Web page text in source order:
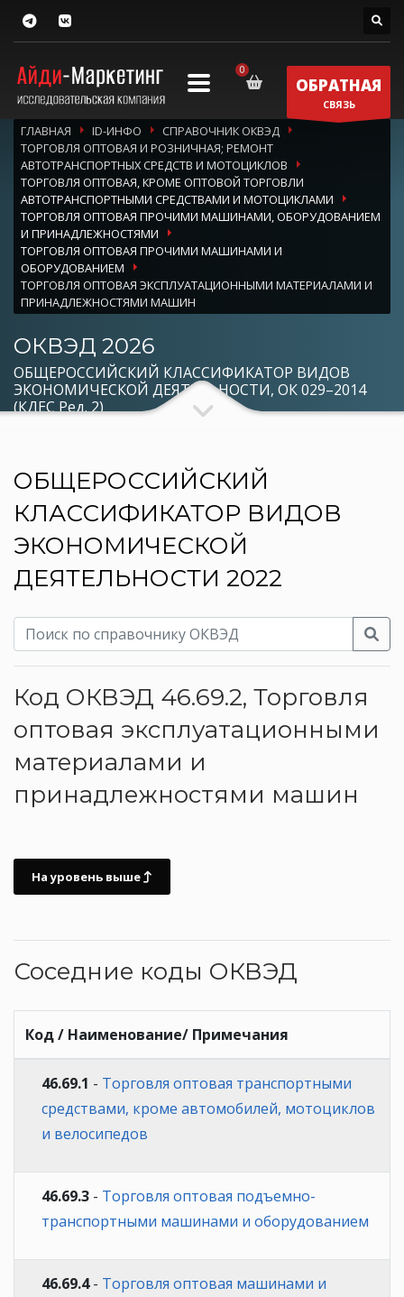
ОБРАТНАЯ
СВЯЗЬ
ГЛАВНАЯ ID-ИНФО
СПРАВОЧНИК ОКВЭД
ТОРГОВЛЯ ОПТОВАЯ И РОЗНИЧНАЯ; РЕМОНТ
АВТОТРАНСПОРТНЫХ СРЕДСТВ И МОТОЦИКЛОВ
ТОРГОВЛЯ ОПТОВАЯ, КРОМЕ ОПТОВОЙ ТОРГОВЛИ
АВТОТРАНСПОРТНЫМИ СРЕДСТВАМИ И МОТОЦИКЛАМИ
ТОРГОВЛЯ ОПТОВАЯ ПРОЧИМИ МАШИНАМИ, ОБОРУДОВАНИЕМ
И ПРИНАДЛЕЖНОСТЯМИ
ТОРГОВЛЯ ОПТОВАЯ ПРОЧИМИ МАШИНАМИ И
ОБОРУДОВАНИЕМ
ТОРГОВЛЯ ОПТОВАЯ ЭКСПЛУАТАЦИОННЫМИ МАТЕРИАЛАМИ И
ПРИНАДЛЕЖНОСТЯМИ МАШИН
ОКВЭД 2026
ОБЩЕРОССИЙСКИЙ КЛАССИФИКАТОР ВИДОВ
ЭКОНОМИЧЕСКОЙ ДЕЯТЕЛЬНОСТИ, ОК 029–2014
(КДЕС Ред. 2)
ОБЩЕРОССИЙСКИЙ
КЛАССИФИКАТОР ВИДОВ
ЭКОНОМИЧЕСКОЙ
ДЕЯТЕЛЬНОСТИ 2022
Код ОКВЭД 46.69.2, Торговля
оптовая эксплуатационными
материалами и
принадлежностями машин
На уровень выше
Соседние коды ОКВЭД
Код / Наименование/ Примечания
46.69.1 - Торговля оптовая транспортными
средствами, кроме автомобилей, мотоциклов
и велосипедов
46.69.3 - Торговля оптовая подъемно-
транспортными машинами и оборудованием
46.69.4- Торговля оптовая машинами и